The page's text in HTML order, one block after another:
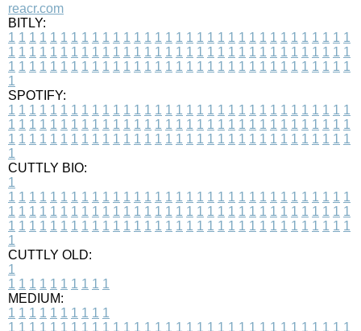
reacr.com
BITLY:
1 1 1 1 1 1 1 1 1 1 1 1 1 1 1 1 1 1 1 1 1 1 1 1 1 1 1 1 1 1 1 1 1
1 1 1 1 1 1 1 1 1 1 1 1 1 1 1 1 1 1 1 1 1 1 1 1 1 1 1 1 1 1 1 1 1
1 1 1 1 1 1 1 1 1 1 1 1 1 1 1 1 1 1 1 1 1 1 1 1 1 1 1 1 1 1 1 1 1
1
SPOTIFY:
1 1 1 1 1 1 1 1 1 1 1 1 1 1 1 1 1 1 1 1 1 1 1 1 1 1 1 1 1 1 1 1 1
1 1 1 1 1 1 1 1 1 1 1 1 1 1 1 1 1 1 1 1 1 1 1 1 1 1 1 1 1 1 1 1 1
1 1 1 1 1 1 1 1 1 1 1 1 1 1 1 1 1 1 1 1 1 1 1 1 1 1 1 1 1 1 1 1 1
1
CUTTLY BIO:
1
1 1 1 1 1 1 1 1 1 1 1 1 1 1 1 1 1 1 1 1 1 1 1 1 1 1 1 1 1 1 1 1 1
1 1 1 1 1 1 1 1 1 1 1 1 1 1 1 1 1 1 1 1 1 1 1 1 1 1 1 1 1 1 1 1 1
1 1 1 1 1 1 1 1 1 1 1 1 1 1 1 1 1 1 1 1 1 1 1 1 1 1 1 1 1 1 1 1 1
1
CUTTLY OLD:
1
1 1 1 1 1 1 1 1 1 1
MEDIUM:
1 1 1 1 1 1 1 1 1 1
1 1 1 1 1 1 1 1 1 1 1 1 1 1 1 1 1 1 1 1 1 1 1 1 1 1 1 1 1 1 1 1 1